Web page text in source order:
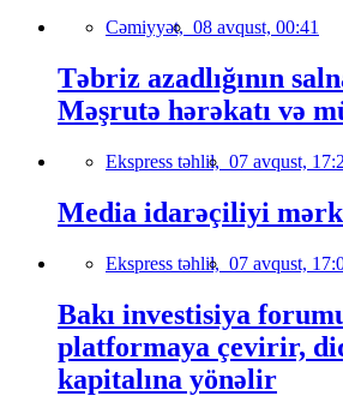
Cəmiyyət, 08 avqust, 00:41
Təbriz azadlığının
Məşrutə hərəkatı və
Ekspress təhlil, 07 avqust,
Media idarəçiliyi
Ekspress təhlil, 07 avqust,
Bakı investisiya
platformaya çevirir,
kapitalına yönəlir